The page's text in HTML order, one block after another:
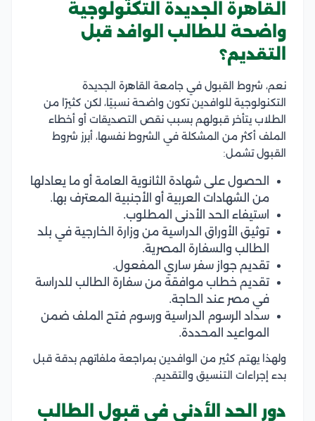
القاهرة الجديدة التكنولوجية
واضحة للطالب الوافد قبل
التقديم؟
نعم، شروط القبول في جامعة القاهرة الجديدة
التكنولوجية للوافدين تكون واضحة نسبيًا، لكن كثيرًا من
الطلاب يتأخر قبولهم بسبب نقص التصديقات أو أخطاء
الملف أكثر من المشكلة في الشروط نفسها، أبرز شروط
القبول تشمل:
الحصول على شهادة الثانوية العامة أو ما يعادلها
من الشهادات العربية أو الأجنبية المعترف بها.
استيفاء الحد الأدنى المطلوب.
توثيق الأوراق الدراسية من وزارة الخارجية في بلد
الطالب والسفارة المصرية.
تقديم جواز سفر ساري المفعول.
تقديم خطاب موافقة من سفارة الطالب للدراسة
في مصر عند الحاجة.
سداد الرسوم الدراسية ورسوم فتح الملف ضمن
المواعيد المحددة.
ولهذا يهتم كثير من الوافدين بمراجعة ملفاتهم بدقة قبل
بدء إجراءات التنسيق والتقديم.
دور الحد الأدنى في قبول الطالب